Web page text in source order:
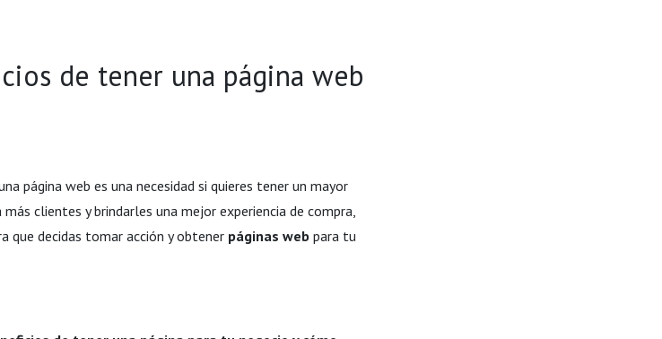
de tener una página web
página web es una necesidad si quieres tener un mayor
clientes y brindarles una mejor experiencia de compra,
que decidas tomar acción y obtener páginas web para tu